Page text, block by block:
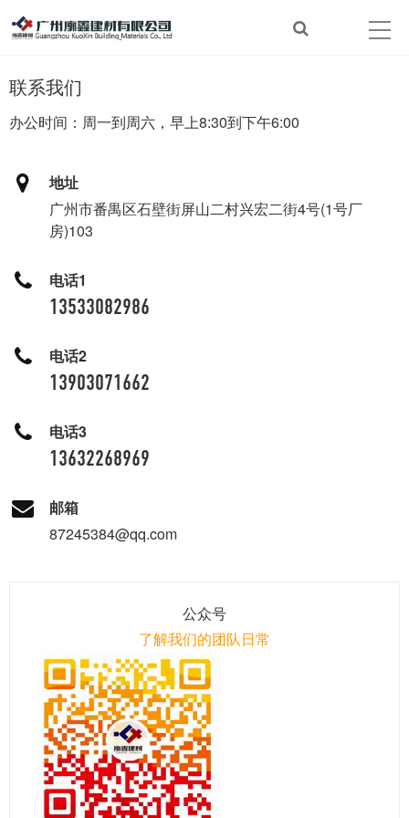
联系我们
办公时间：周一到周六，早上8:30到下午6:00
地址
广州市番禺区石壁街屏山二村兴宏二街4号(1号厂
房)103
电话1
13533082986
电话2
13903071662
电话3
13632268969
邮箱
87245384@qq.com
公众号
了解我们的团队日常